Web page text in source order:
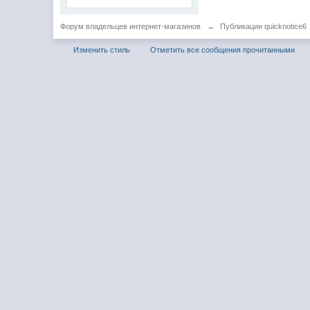
Форум владельцев интернет-магазинов → Публикации quicknotice6
Изменить стиль Отметить все сообщения прочитанными